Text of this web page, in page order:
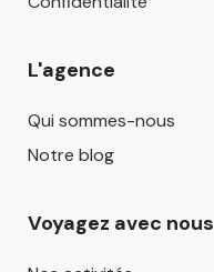
L'agence
Qui sommes-nous
Notre blog
Voyagez avec nous